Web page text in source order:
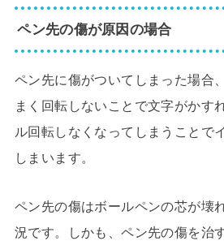
ペン先の傷が原因の場合
ペン先に傷がついてしまった場合
まく回転しないことで文字がかす
ル回転しなくなってしまうことで
しまいます。
ペン先の傷はボールペンの芯が壊
況です。しかも、ペン先の傷を治